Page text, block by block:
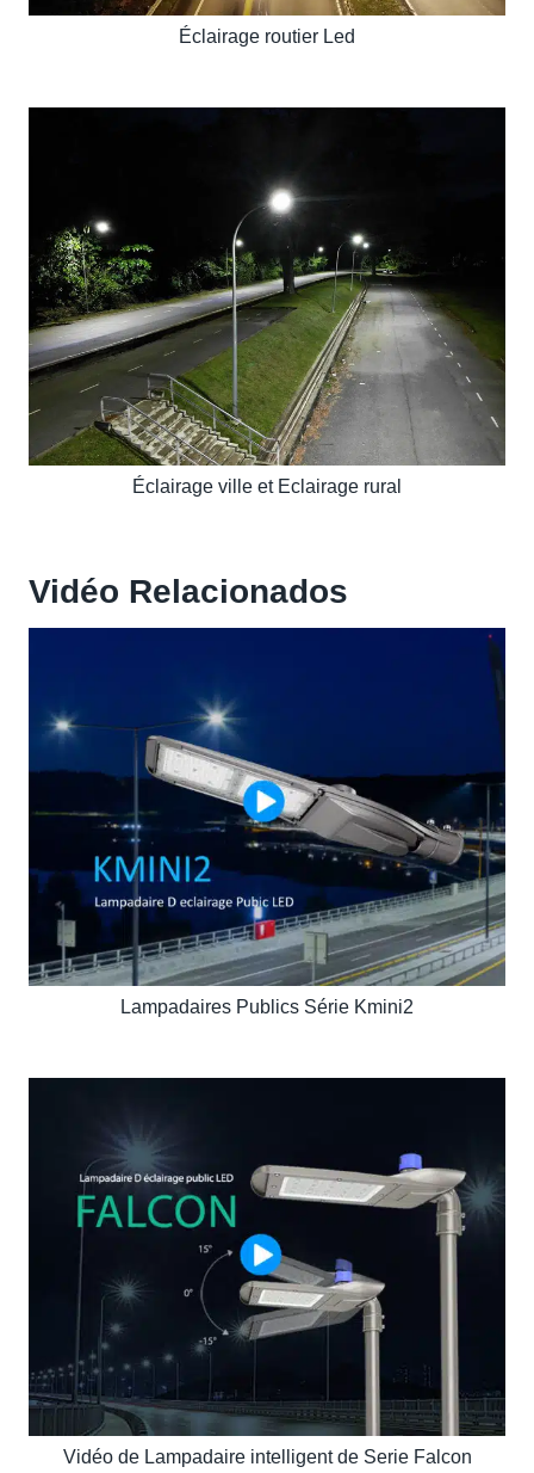
Éclairage routier Led
Éclairage ville et Eclairage rural
Vidéo Relacionados
Lampadaires Publics Série Kmini2
Vidéo de Lampadaire intelligent de Serie Falcon